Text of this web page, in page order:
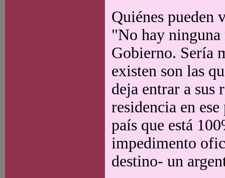
Quiénes pueden
"No hay
Gobierno. Sería
existen son las
deja entrar a sus
residencia en
país que está
impedimento
destino- un